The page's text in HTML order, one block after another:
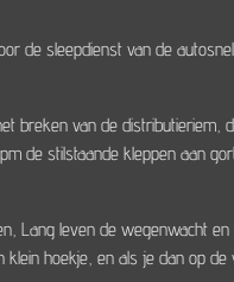
de sleepdienst van de
breken van de distributieriem,
de stilstaande kleppen aan
Lang leven de wegenwacht en
hoekje, en als je dan op